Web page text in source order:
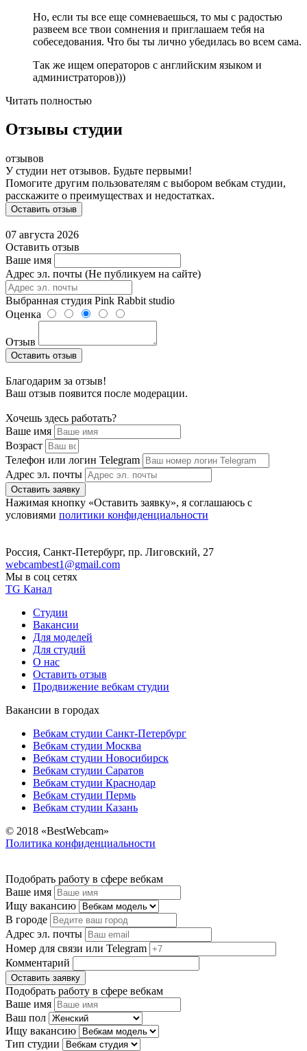
Но, если ты все еще сомневаешься, то мы с радостью
развеем все твои сомнения и приглашаем тебя на
собеседования. Что бы ты лично убедилась во всем сама.
Так же ищем операторов с английским языком и
администраторов)))
Читать полностью
Отзывы студии
отзывов
У студии нет отзывов. Будьте первыми!
Помогите другим пользователям с выбором вебкам студии,
расскажите о преимуществах и недостатках.
Оставить отзыв
07 августа 2026
Оставить отзыв
Ваше имя
Адрес эл. почты (Не публикуем на сайте)
Выбранная студия Pink Rabbit studio
Оценка
Отзыв
Оставить отзыв
Благодарим за отзыв!
Ваш отзыв появится после модерации.
Хочешь здесь работать?
Ваше имя
Возраст
Телефон или логин Telegram
Адрес эл. почты
Оставить заявку
Нажимая кнопку «Оставить заявку», я соглашаюсь с
условиями политики конфиденциальности
Россия, Санкт-Петербург, пр. Лиговский, 27
webcambest1@gmail.com
Мы в соц сетях
TG Канал
Студии
Вакансии
Для моделей
Для студий
О нас
Оставить отзыв
Продвижение вебкам студии
Вакансии в городах
Вебкам студии Санкт-Петербург
Вебкам студии Москва
Вебкам студии Новосибирск
Вебкам студии Саратов
Вебкам студии Краснодар
Вебкам студии Пермь
Вебкам студии Казань
© 2018 «BestWebcam»
Политика конфиденциальности
Подобрать работу в сфере вебкам
Ваше имя
Ищу вакансию
В городе
Адрес эл. почты
Номер для связи или Telegram
Комментарий
Оставить заявку
Подобрать работу в сфере вебкам
Ваше имя
Ваш пол
Ищу вакансию
Тип студии